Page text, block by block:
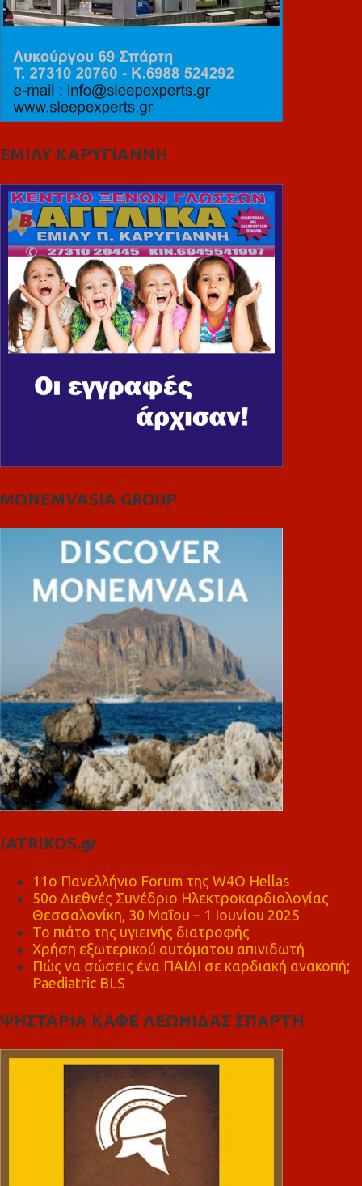
ΕΜΙΛΥ ΚΑΡΥΓΙΑΝΝΗ
MONEMVASIA GROUP
IATRIKOS.gr
11ο Πανελλήνιο Forum της W4O Hellas
50ο Διεθνές Συνέδριο Ηλεκτροκαρδιολογίας
Θεσσαλονίκη, 30 Μαΐου – 1 Ιουνίου 2025
Το πιάτο της υγιεινής διατροφής
Χρήση εξωτερικού αυτόματου απινιδωτή
Πώς να σώσεις ένα ΠΑΙΔΙ σε καρδιακή ανακοπή;
Paediatric BLS
ΨΗΣΤΑΡΙΑ ΚΑΦΕ ΛΕΩΝΙΔΑΣ ΣΠΑΡΤΗ